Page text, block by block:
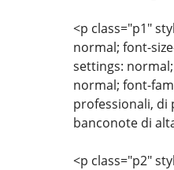
<p class="p1"
normal; font-
settings:
normal; font-
professionali, di
banconote di
<p class="p2"